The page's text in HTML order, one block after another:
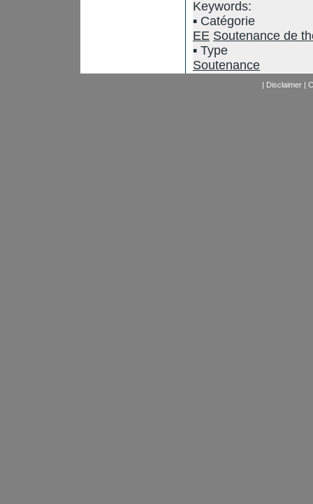
Keywords:
Catégorie
EE Soutenance de
Type
Soutenance
| Disclaimer|